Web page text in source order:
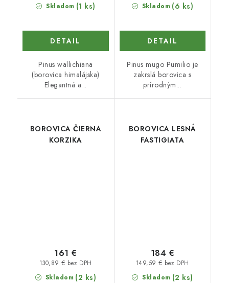
Skladom (1 ks)
DETAIL
Pinus wallichiana
(borovica himalájska)
Elegantná a...
Skladom (6 ks)
DETAIL
Pinus mugo Pumilio je
zakrslá borovica s
prírodným...
BOROVICA ČIERNA
KORZIKA
Skladom (2 ks)
130,89 € bez DPH
161 €
BOROVICA LESNÁ
FASTIGIATA
Skladom (2 ks)
149,59 € bez DPH
184 €